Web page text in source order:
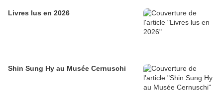
Livres lus en 2026
Shin Sung Hy au Musée Cernuschi